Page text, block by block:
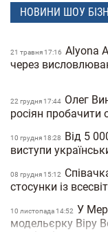
НОВИНИ ШОУ
21 травня 17:16 Alyona
через
22 грудня 17:44 Олег
росіян пробачити
10 грудня 18:28
Від 5
виступи
08 грудня 15:12
стосунки із
10 листопада 14:52 У
модельєрку Віру